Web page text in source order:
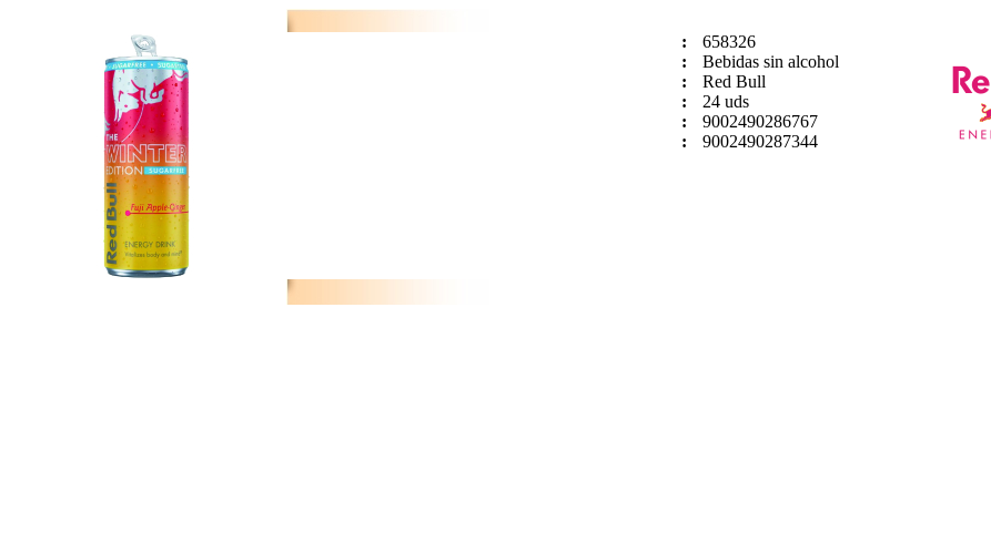
:
658326
:
Bebidas sin alcohol
:
Red Bull
:
24 uds
:
9002490286767
:
9002490287344